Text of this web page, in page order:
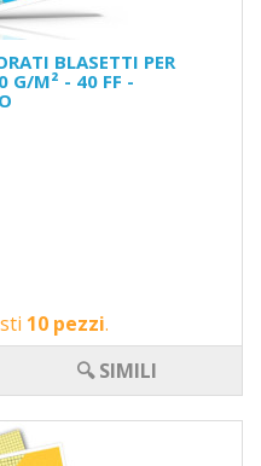
BLASETTI PER
G/M² - 40 FF -
10 pezzi.
🔍 SIMILI